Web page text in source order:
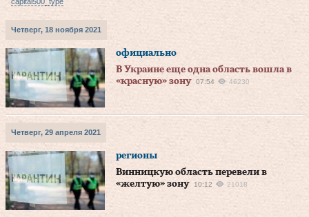
Четверг, 18 ноября 2021
официально
В Украине еще одна область вошла в
«красную» зону
07:54 46230
Четверг, 29 апреля 2021
регионы
Винницкую область перевели в
«желтую» зону
10:12 21018